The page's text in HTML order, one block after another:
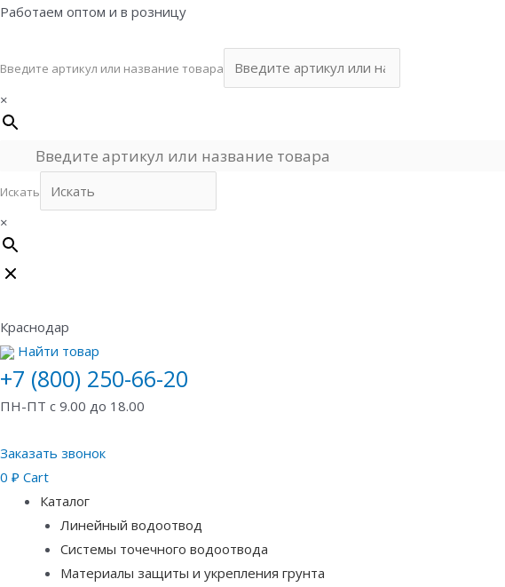
Перейти
Работаем оптом и в розницу
Введите артикул или название товара
×
Искать
×
Краснодар
Найти товар
+7 (800) 250-66-20
ПН-ПТ с 9.00 до 18.00
Заказать звонок
0 ₽ Cart
Каталог
Линейный водоотвод
Системы точечного водоотвода
Материалы защиты и укрепления грунта